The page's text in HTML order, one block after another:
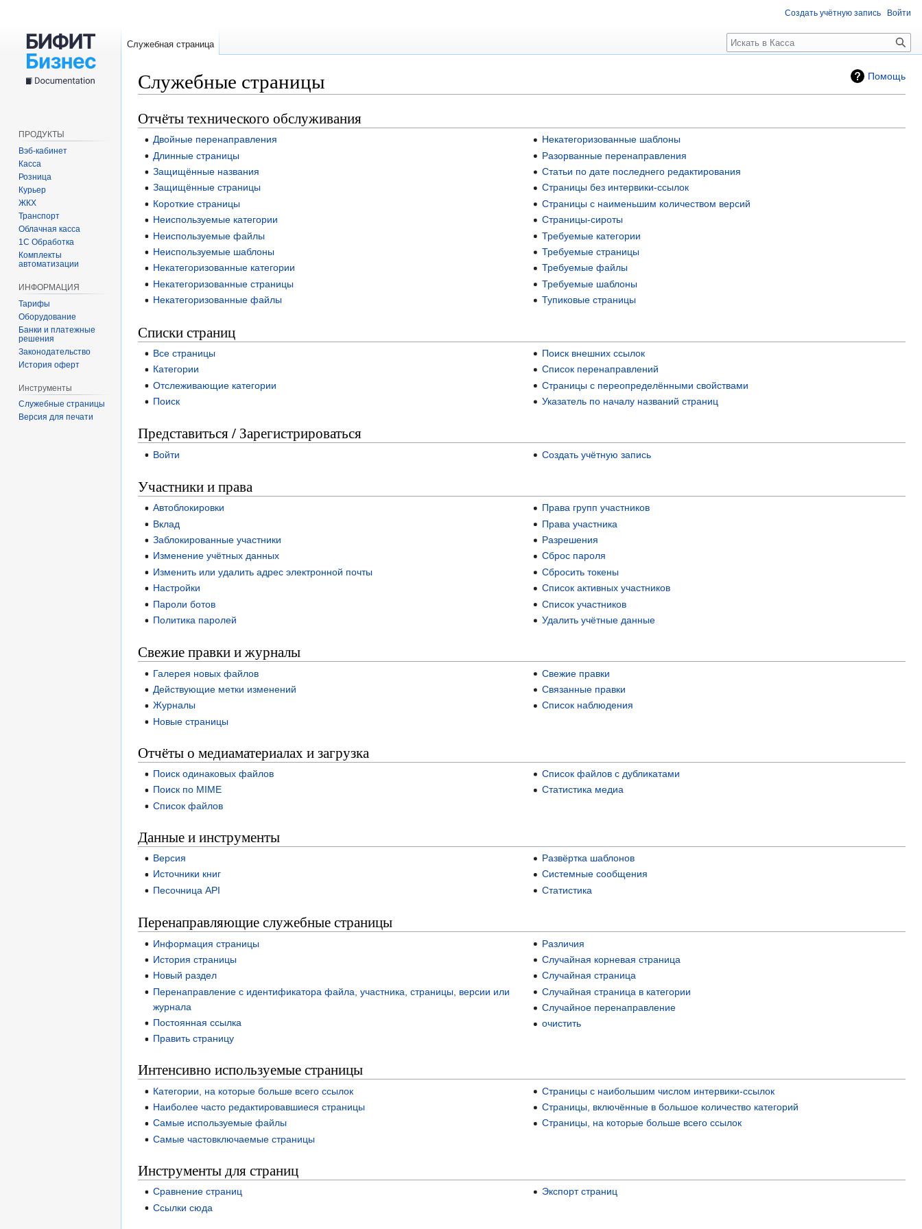
Помощь
Служебные страницы
Перейти
к
навигации
Перейти
к
поиску
Отчёты технического обслуживания
Двойные перенаправления
Длинные страницы
Защищённые названия
Защищённые страницы
Короткие страницы
Неиспользуемые категории
Неиспользуемые файлы
Неиспользуемые шаблоны
Некатегоризованные категории
Некатегоризованные страницы
Некатегоризованные файлы
Некатегоризованные шаблоны
Разорванные перенаправления
Статьи по дате последнего редактирования
Страницы без интервики-ссылок
Страницы с наименьшим количеством версий
Страницы-сироты
Требуемые категории
Требуемые страницы
Требуемые файлы
Требуемые шаблоны
Тупиковые страницы
Списки страниц
Все страницы
Категории
Отслеживающие категории
Поиск
Поиск внешних ссылок
Список перенаправлений
Страницы с переопределёнными свойствами
Указатель по началу названий страниц
Представиться / Зарегистрироваться
Войти Создать учётную запись
Участники и права
Автоблокировки
Вклад
Заблокированные участники
Изменение учётных данных
Изменить или удалить адрес электронной почты
Настройки
Пароли ботов
Политика паролей
Права групп участников
Права участника
Разрешения
Сброс пароля
Сбросить токены
Список активных участников
Список участников
Удалить учётные данные
Свежие правки и журналы
Галерея новых файлов
Действующие метки изменений
Журналы
Новые страницы
Свежие правки
Связанные правки
Список наблюдения
Отчёты о медиаматериалах и загрузка
Поиск одинаковых файлов
Поиск по MIME
Список файлов
Список файлов с дубликатами
Статистика медиа
Данные и инструменты
Версия
Источники книг
Песочница API
Развёртка шаблонов
Системные сообщения
Статистика
Перенаправляющие служебные страницы
Информация страницы
История страницы
Новый раздел
Перенаправление с идентификатора файла, участника, страницы, версии или
журнала
Постоянная ссылка
Править страницу
Различия
Случайная корневая страница
Случайная страница
Случайная страница в категории
Случайное перенаправление
очистить
Интенсивно используемые страницы
Категории, на которые больше всего ссылок
Наиболее часто редактировавшиеся страницы
Самые используемые файлы
Самые частовключаемые страницы
Страницы с наибольшим числом интервики-ссылок
Страницы, включённые в большое количество категорий
Страницы, на которые больше всего ссылок
Инструменты для страниц
Сравнение страниц
Ссылки сюда
Экспорт страниц
Создать учётную запись Войти
Служебная страница Поиск
ПРОДУКТЫ
Вэб-кабинет
Касса
Розница
Курьер
ЖКХ
Транспорт
Облачная касса
1С Обработка
Комплекты
автоматизации
ИНФОРМАЦИЯ
Тарифы
Оборудование
Банки и платежные
решения
Законодательство
История оферт
Инструменты
Служебные страницы
Версия для печати